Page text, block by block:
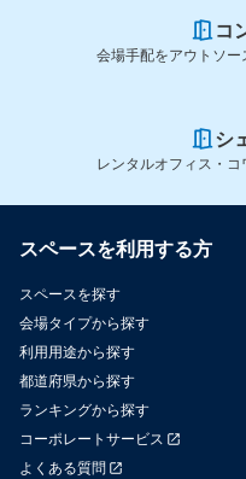
コ
会場手配をアウトソー
シ
レンタルオフィス・
スペースを利用する方
スペースを探す
会場タイプから探す
利用用途から探す
都道府県から探す
ランキングから探す
コーポレートサービス
よくある質問